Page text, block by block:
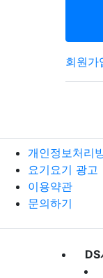
회원가
개인정보처리
요기요기 광고
이용약관
문의하기